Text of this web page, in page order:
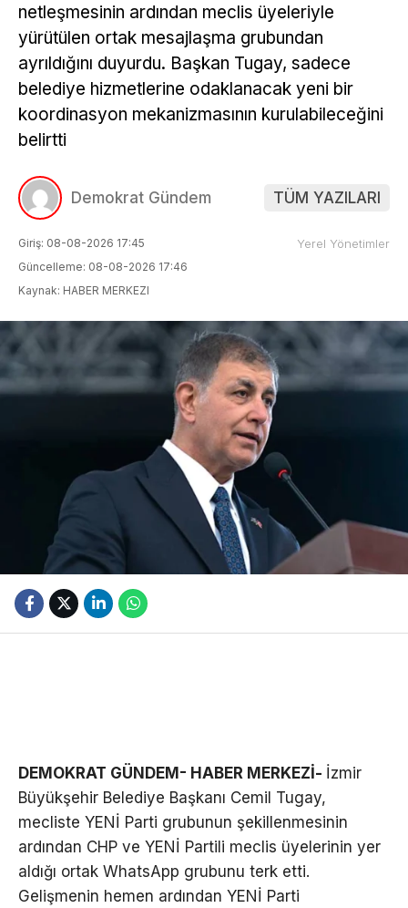
netleşmesinin ardından meclis üyeleriyle
yürütülen ortak mesajlaşma grubundan
ayrıldığını duyurdu. Başkan Tugay, sadece
belediye hizmetlerine odaklanacak yeni bir
koordinasyon mekanizmasının kurulabileceğini
belirtti
Demokrat Gündem TÜM YAZILARI
Giriş: 08-08-2026 17:45
Güncelleme: 08-08-2026 17:46
Kaynak: HABER MERKEZI
Yerel Yönetimler
DEMOKRAT GÜNDEM- HABER MERKEZİ- İzmir
Büyükşehir Belediye Başkanı Cemil Tugay,
mecliste YENİ Parti grubunun şekillenmesinin
ardından CHP ve YENİ Partili meclis üyelerinin yer
aldığı ortak WhatsApp grubunu terk etti.
Gelişmenin hemen ardından YENİ Parti